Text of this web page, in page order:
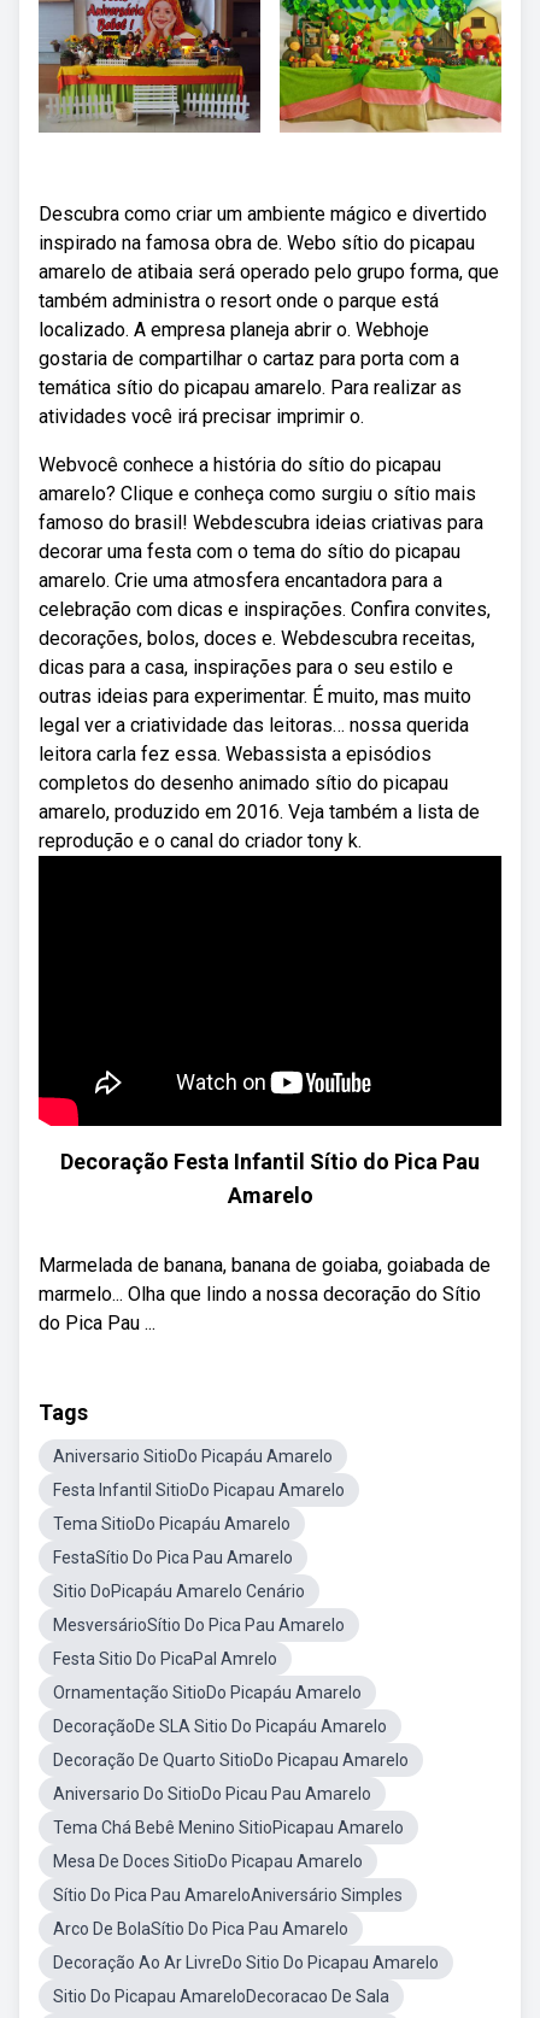
Descubra como criar um ambiente mágico e divertido
inspirado na famosa obra de. Webo sítio do picapau
amarelo de atibaia será operado pelo grupo forma, que
também administra o resort onde o parque está
localizado. A empresa planeja abrir o. Webhoje
gostaria de compartilhar o cartaz para porta com a
temática sítio do picapau amarelo. Para realizar as
atividades você irá precisar imprimir o.
Webvocê conhece a história do sítio do picapau
amarelo? Clique e conheça como surgiu o sítio mais
famoso do brasil! Webdescubra ideias criativas para
decorar uma festa com o tema do sítio do picapau
amarelo. Crie uma atmosfera encantadora para a
celebração com dicas e inspirações. Confira convites,
decorações, bolos, doces e. Webdescubra receitas,
dicas para a casa, inspirações para o seu estilo e
outras ideias para experimentar. É muito, mas muito
legal ver a criatividade das leitoras… nossa querida
leitora carla fez essa. Webassista a episódios
completos do desenho animado sítio do picapau
amarelo, produzido em 2016. Veja também a lista de
reprodução e o canal do criador tony k.
Decoração Festa Infantil Sítio do Pica Pau
Amarelo
Marmelada de banana, banana de goiaba, goiabada de
marmelo... Olha que lindo a nossa decoração do Sítio
do Pica Pau ...
Tags
Aniversario SitioDo Picapáu Amarelo
Festa Infantil SitioDo Picapau Amarelo
Tema SitioDo Picapáu Amarelo
FestaSítio Do Pica Pau Amarelo
Sitio DoPicapáu Amarelo Cenário
MesversárioSítio Do Pica Pau Amarelo
Festa Sitio Do PicaPal Amrelo
Ornamentação SitioDo Picapáu Amarelo
DecoraçãoDe SLA Sitio Do Picapáu Amarelo
Decoração De Quarto SitioDo Picapau Amarelo
Aniversario Do SitioDo Picau Pau Amarelo
Tema Chá Bebê Menino SitioPicapau Amarelo
Mesa De Doces SitioDo Picapau Amarelo
Sítio Do Pica Pau AmareloAniversário Simples
Arco De BolaSítio Do Pica Pau Amarelo
Decoração Ao Ar LivreDo Sitio Do Picapau Amarelo
Sitio Do Picapau AmareloDecoracao De Sala